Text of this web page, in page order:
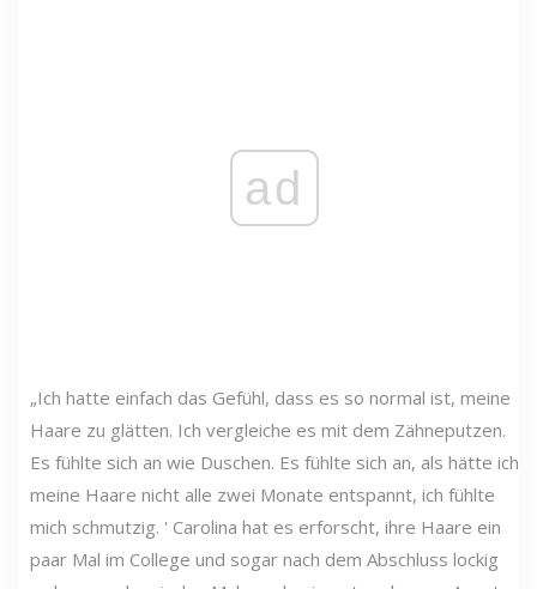
ad
„Ich hatte einfach das Gefühl, dass es so normal ist, meine
Haare zu glätten. Ich vergleiche es mit dem Zähneputzen.
Es fühlte sich an wie Duschen. Es fühlte sich an, als hätte ich
meine Haare nicht alle zwei Monate entspannt, ich fühlte
mich schmutzig. ' Carolina hat es erforscht, ihre Haare ein
paar Mal im College und sogar nach dem Abschluss lockig